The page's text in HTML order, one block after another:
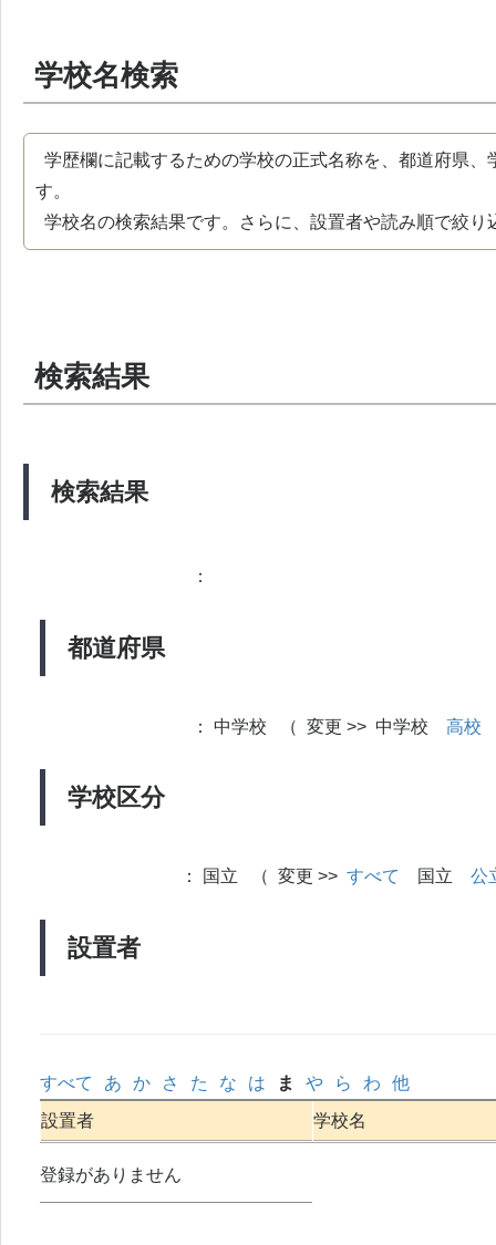
学校名検索
学歴欄に記載するための学校の正式名称を、都道府県
す。
学校名の検索結果です。さらに、設置者や読み順で絞り
検索結果
検索結果
都道府県
：
学校区分
： 中学校 （ 変更 >> 中学校 高校
設置者
： 国立 （ 変更 >> すべて 国立 公
すべて あ か さ た な は ま や ら わ
他
設置者
学校名
登録がありません